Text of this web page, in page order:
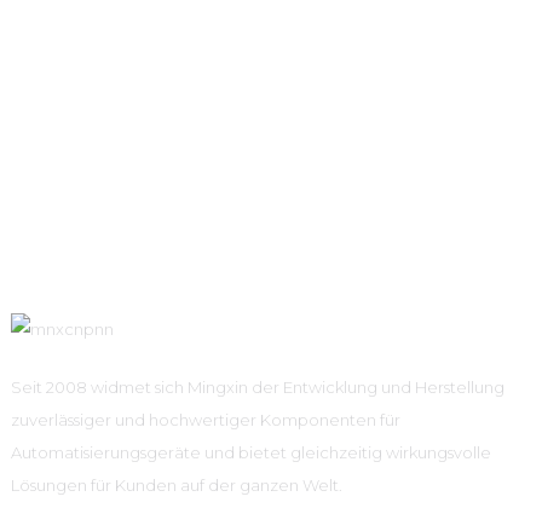
Seit 2008 widmet sich Mingxin der Entwicklung und Herstellung
zuverlässiger und hochwertiger Komponenten für
Automatisierungsgeräte und bietet gleichzeitig wirkungsvolle
Lösungen für Kunden auf der ganzen Welt.